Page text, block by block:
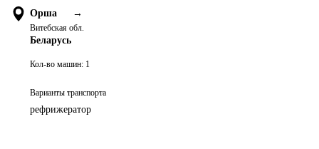
Орша →
Витебская обл.
Беларусь
Кол-во машин: 1
Варианты транспорта
рефрижератор